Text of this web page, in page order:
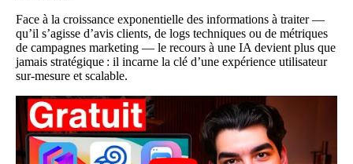
Face à la croissance exponentielle des informations à traiter —
qu’il s’agisse d’avis clients, de logs techniques ou de métriques
de campagnes marketing — le recours à une IA devient plus que
jamais stratégique : il incarne la clé d’une expérience utilisateur
sur-mesure et scalable.